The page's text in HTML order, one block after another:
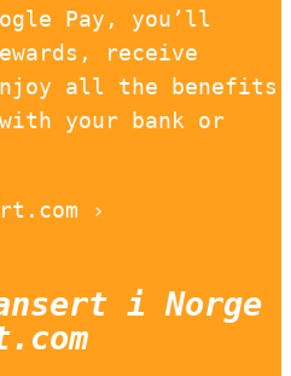
Pay, you’ll
receive
all the benefits
your bank or
›
i Norge